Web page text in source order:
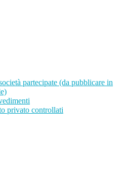
partecipate (da pubblicare in
privato controllati